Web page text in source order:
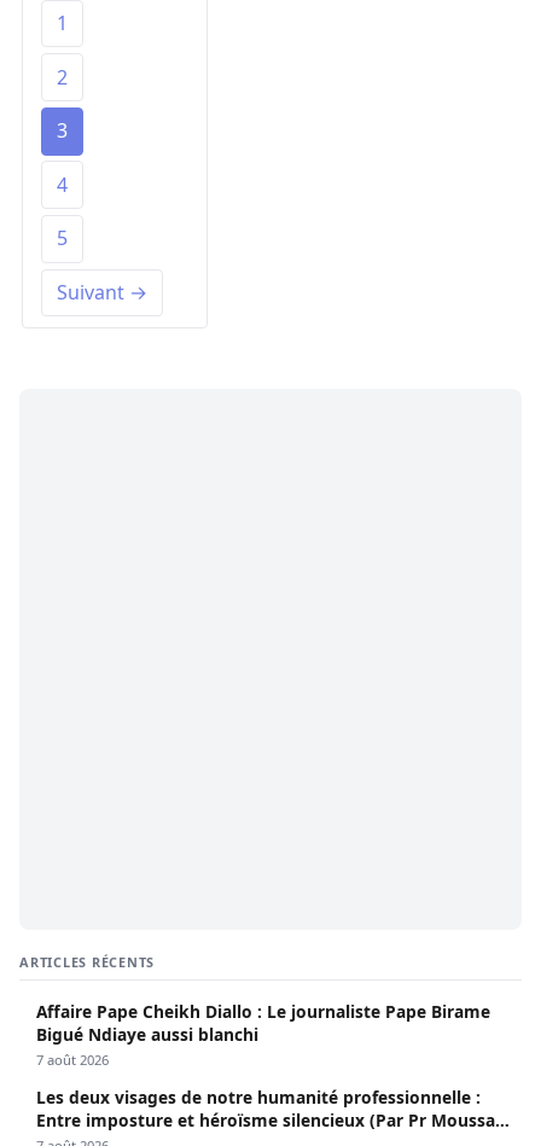
1
2
3
4
5
Suivant →
ARTICLES RÉCENTS
Affaire Pape Cheikh Diallo : Le journaliste Pape Birame
Bigué Ndiaye aussi blanchi
7 août 2026
Les deux visages de notre humanité professionnelle :
Entre imposture et héroïsme silencieux (Par Pr Moussa